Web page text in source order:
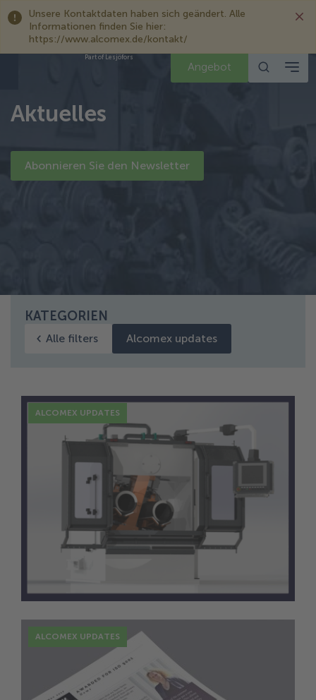
Unsere Kontaktdaten haben sich geändert. Alle
Informationen finden Sie hier:
https://www.alcomex.de/kontakt/
Part of Lesjöfors
Angebot
Aktuelles
Abonnieren Sie den Newsletter
KATEGORIEN
Alle filters Alcomex updates
ALCOMEX UPDATES
20 Sep.
VIOD investiert in verbesserte
Schleiftechnologie
ALCOMEX UPDATES